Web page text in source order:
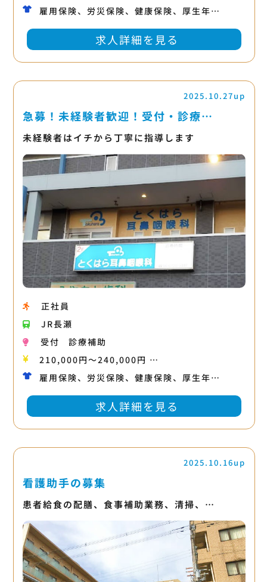
雇用保険、労災保険、健康保険、厚生年…
求人詳細を見る
2025.10.27up
急募！未経験者歓迎！受付・診療…
未経験者はイチから丁寧に指導します
正社員
JR長瀬
受付
診療補助
210,000円〜240,000円 …
雇用保険、労災保険、健康保険、厚生年…
求人詳細を見る
2025.10.16up
看護助手の募集
患者給食の配膳、食事補助業務、清掃、…